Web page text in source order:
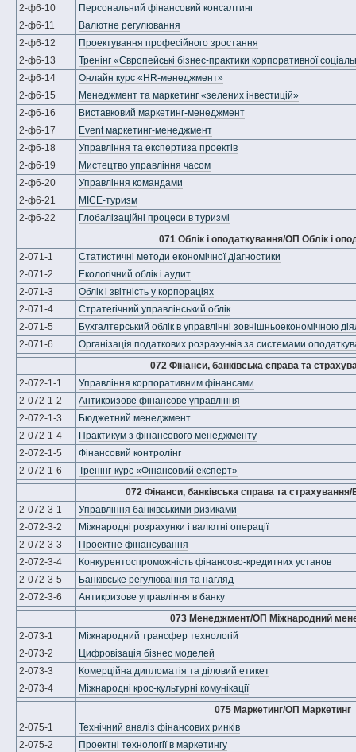
2-ф6-10
Персональний фінансовий консалтинг
2-ф6-11
Валютне регулювання
2-ф6-12
Проектування професійного зростання
2-ф6-13
Тренінг «Європейські бізнес-практики корпоративної
2-ф6-14
Онлайн курс «HR-менеджмент»
2-ф6-15
Менеджмент та маркетинг «зелених інвестицій»
2-ф6-16
Виставковий маркетинг-менеджмент
2-ф6-17
Event маркетинг-менеджмент
2-ф6-18
Управління та експертиза проектів
2-ф6-19
Мистецтво управління часом
2-ф6-20
Управління командами
2-ф6-21
MICE-туризм
2-ф6-22
Глобалізаційні процеси в туризмі
071 Облік і оподаткування/ОП Облік і
2-071-1
Статистичні методи економічної діагностики
2-071-2
Екологічний облік і аудит
2-071-3
Облік і звітність у корпораціях
2-071-4
Стратегічний управлінський облік
2-071-5
Бухгалтерський облік в управлінні зовнішньоекономічною
2-071-6
Організація податкових розрахунків за системами
072 Фінанси, банківська справа та
2-072-1-1
Управління корпоративним фінансами
2-072-1-2
Антикризове фінансове управління
2-072-1-3
Бюджетний менеджмент
2-072-1-4
Практикум з фінансового менеджменту
2-072-1-5
Фінансовий контролінг
2-072-1-6
Тренінг-курс «Фінансовий експерт»
072 Фінанси, банківська справа та страхування/
2-072-3-1
Управління банківськими ризиками
2-072-3-2
Міжнародні розрахунки і валютні операції
2-072-3-3
Проектне фінансування
2-072-3-4
Конкурентоспроможність фінансово-кредитних установ
2-072-3-5
Банківське регулювання та нагляд
2-072-3-6
Антикризове управління в банку
073 Менеджмент/ОП Міжнародний
2-073-1
Міжнародний трансфер технологій
2-073-2
Цифровізація бізнес моделей
2-073-3
Комерційна дипломатія та діловий етикет
2-073-4
Міжнародні крос-культурні комунікації
075 Маркетинг/ОП Маркетинг
2-075-1
Технічний аналіз фінансових ринків
2-075-2
Проектні технології в маркетингу